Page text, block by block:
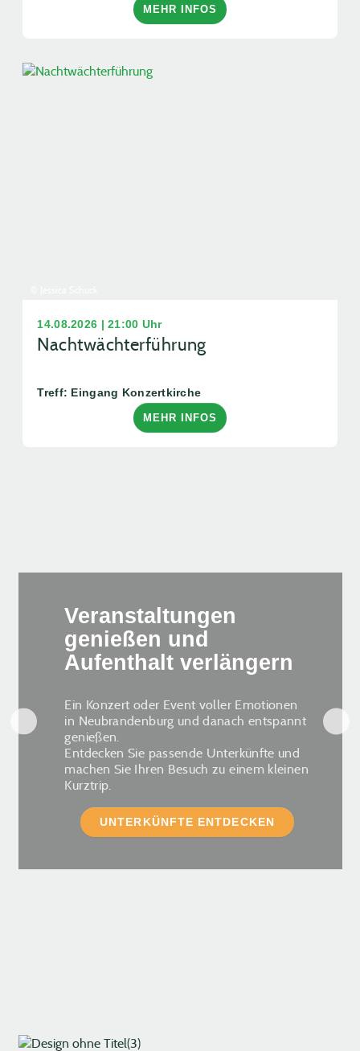
MEHR INFOS
14.08.2026 | 21:00 Uhr
Nachtwächterführung
Treff: Eingang Konzertkirche
MEHR INFOS
Veranstaltungen
genießen und
Aufenthalt verlängern
Ein Konzert oder Event voller Emotionen
in Neubrandenburg und danach entspannt
genießen.
Entdecken Sie passende Unterkünfte und
machen Sie Ihren Besuch zu einem kleinen
Kurztrip.
UNTERKÜNFTE ENTDECKEN